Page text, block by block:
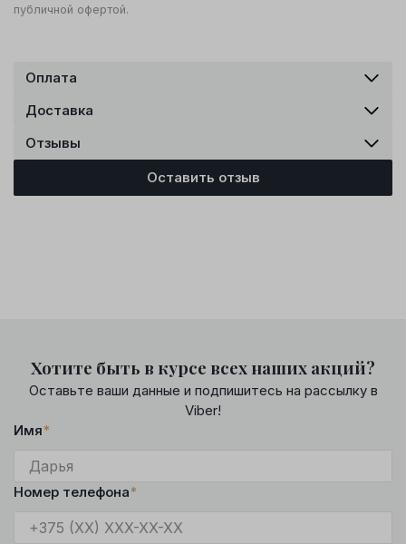
публичной офертой.
Оплата
Доставка
Отзывы
Оставить отзыв
Хотите быть в курсе всех наших акций?
Оставьте ваши данные и подпишитесь на рассылку в
Viber!
Имя*
Номер телефона*